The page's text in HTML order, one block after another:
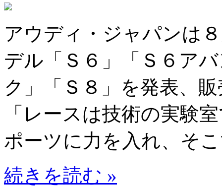
アウディ・ジャパンは
デル「Ｓ６」「Ｓ６ア
ク」「Ｓ８」を発表、
「レースは技術の実験
ポーツに力を入れ、そ
続きを読む »